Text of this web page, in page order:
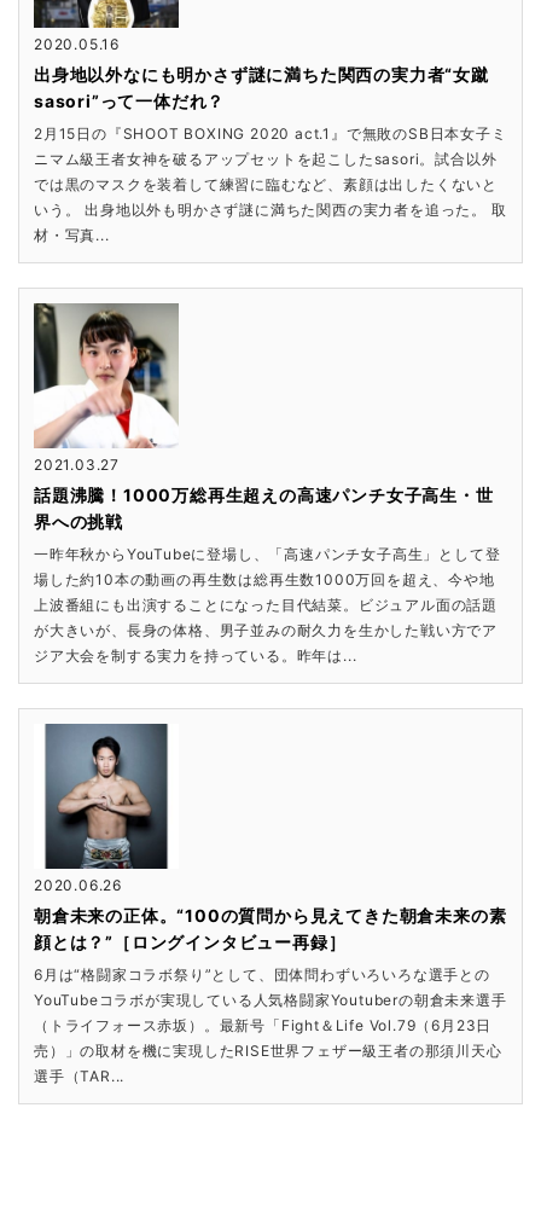
2020.05.16
出身地以外なにも明かさず謎に満ちた関西の実力者“女蹴
sasori”って一体だれ？
2月15日の『SHOOT BOXING 2020 act.1』で無敗のSB日本女子ミ
ニマム級王者女神を破るアップセットを起こしたsasori。試合以外
では黒のマスクを装着して練習に臨むなど、素顔は出したくないと
いう。 出身地以外も明かさず謎に満ちた関西の実力者を追った。 取
材・写真...
2021.03.27
話題沸騰！1000万総再生超えの高速パンチ女子高生・世
界への挑戦
一昨年秋からYouTubeに登場し、「高速パンチ女子高生」として登
場した約10本の動画の再生数は総再生数1000万回を超え、今や地
上波番組にも出演することになった目代結菜。ビジュアル面の話題
が大きいが、長身の体格、男子並みの耐久力を生かした戦い方でア
ジア大会を制する実力を持っている。昨年は...
2020.06.26
朝倉未来の正体。“100の質問から見えてきた朝倉未来の素
顔とは？”［ロングインタビュー再録］
6月は“格闘家コラボ祭り”として、団体問わずいろいろな選手との
YouTubeコラボが実現している人気格闘家Youtuberの朝倉未来選手
（トライフォース赤坂）。最新号「Fight＆Life Vol.79（6月23日
売）」の取材を機に実現したRISE世界フェザー級王者の那須川天心
選手（TAR...